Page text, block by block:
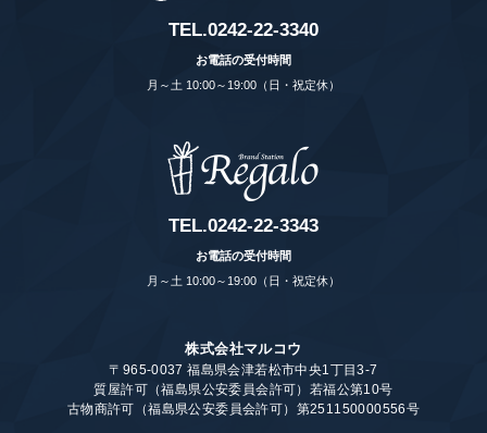
TEL.0242-22-3340
お電話の受付時間
月～土 10:00～19:00（日・祝定休）
TEL.0242-22-3343
お電話の受付時間
月～土 10:00～19:00（日・祝定休）
株式会社マルコウ
〒965-0037 福島県会津若松市中央1丁目3-7
質屋許可（福島県公安委員会許可）若福公第10号
古物商許可（福島県公安委員会許可）第251150000556号